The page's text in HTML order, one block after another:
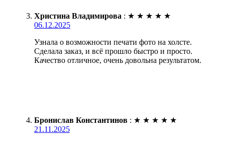
Христина Владимирова : ★ ★ ★ ★ ★
06.12.2025
Узнала о возможности печати фото на холсте.
Сделала заказ, и всё прошло быстро и просто.
Качество отличное, очень довольна результатом.
Бронислав Константинов : ★ ★ ★ ★ ★
21.11.2025